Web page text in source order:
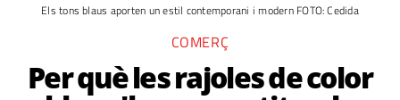
Els tons blaus aporten un estil contemporani i modern FOTO: Cedida
COMERÇ
Per què les rajoles de color